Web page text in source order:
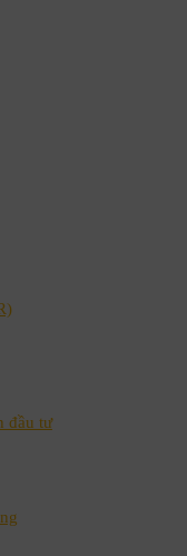
đầu tư